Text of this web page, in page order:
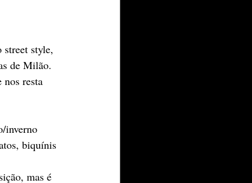
street style,
de Milão.
resta
inverno
biquínis
mas é